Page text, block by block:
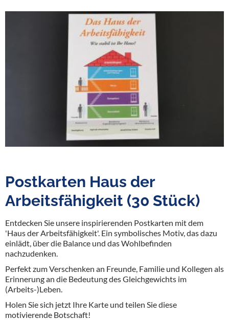
Postkarten Haus der
Arbeitsfähigkeit (30 Stück)
Entdecken Sie unsere inspirierenden Postkarten mit dem
'Haus der Arbeitsfähigkeit'. Ein symbolisches Motiv, das dazu
einlädt, über die Balance und das Wohlbefinden
nachzudenken.
Perfekt zum Verschenken an Freunde, Familie und Kollegen als
Erinnerung an die Bedeutung des Gleichgewichts im
(Arbeits-)Leben.
Holen Sie sich jetzt Ihre Karte und teilen Sie diese
motivierende Botschaft!